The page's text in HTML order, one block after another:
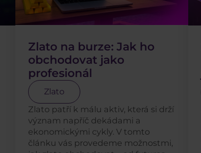
Zlato na burze: Jak ho
obchodovat jako
profesionál
Zlato
Zlato patří k málu aktiv, která si drží
význam napříč dekádami a
ekonomickými cykly. V tomto
článku vás provedeme možnostmi,